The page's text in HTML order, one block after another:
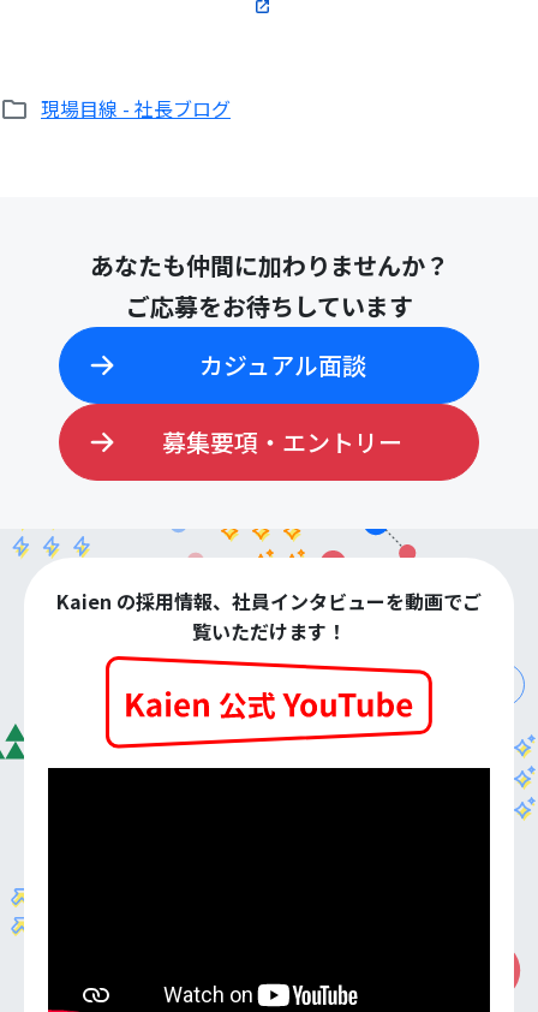
現場目線 - 社長ブログ
あなたも仲間に加わりませんか？
ご応募をお待ちしています
カジュアル面談
募集要項・エントリー
Kaien の採用情報、社員インタビューを動画でご
覧いただけます！